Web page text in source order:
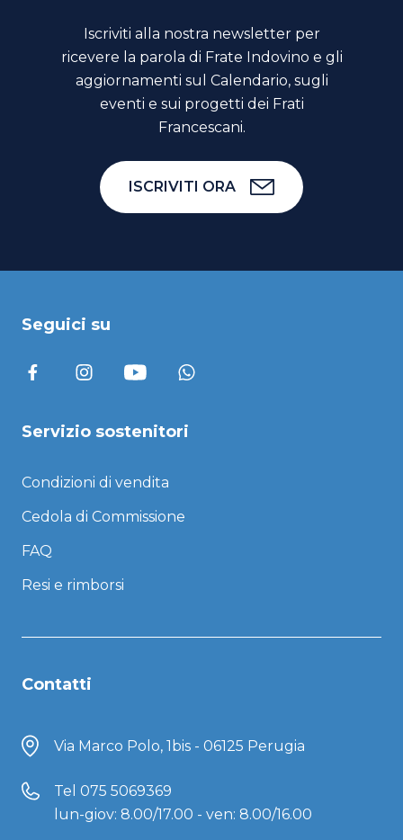
Iscriviti alla nostra newsletter per
ricevere la parola di Frate Indovino e gli
aggiornamenti sul Calendario, sugli
eventi e sui progetti dei Frati
Francescani.
ISCRIVITI ORA
Seguici su
Servizio sostenitori
Condizioni di vendita
Cedola di Commissione
FAQ
Resi e rimborsi
Contatti
Via Marco Polo, 1bis - 06125 Perugia
Tel 075 5069369
lun-giov: 8.00/17.00 - ven: 8.00/16.00